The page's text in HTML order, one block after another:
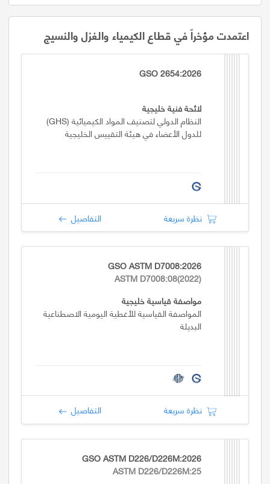
اعتمدت مؤخراً في قطاع الكيمياء والغزل والنسيج
GSO 2654:2026
لائحة فنية خليجية
النظام الدولي لتصنيف المواد الكيميائية (GHS)
للدول الأعضاء في هيئة التقييس الخليجية
نظرة سريعة التفاصيل
GSO ASTM D7008:2026
ASTM D7008:08(2022)
مواصفة قياسية خليجية
المواصفة القياسية للأغطية اليومية الاصطناعية
البديلة
نظرة سريعة التفاصيل
GSO ASTM D226/D226M:2026
ASTM D226/D226M:25